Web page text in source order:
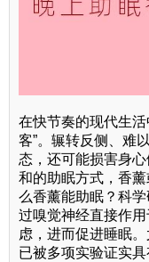
在快节奏的现代生
客”。辗转反侧、难
态，还可能损害身
和的助眠方式，香
么香薰能助眠？科
过嗅觉神经直接作
虑，进而促进睡眠
已被多项实验证实